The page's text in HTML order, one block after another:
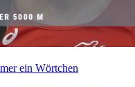
ein Wörtchen